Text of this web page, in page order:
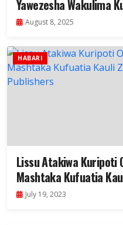
Yawezesha Wakulima
Masoko
August 8, 2025
HABARI
Lissu Atakiwa Kuripoti
Mashtaka Kufuatia
July 19, 2023